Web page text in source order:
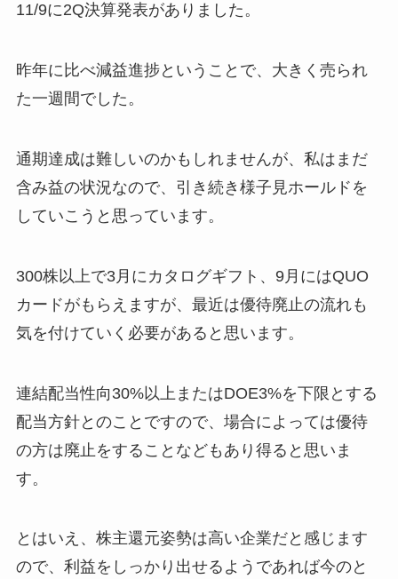
11/9に2Q決算発表がありました。
昨年に比べ減益進捗ということで、大きく売られ
た一週間でした。
通期達成は難しいのかもしれませんが、私はまだ
含み益の状況なので、引き続き様子見ホールドを
していこうと思っています。
300株以上で3月にカタログギフト、9月にはQUO
カードがもらえますが、最近は優待廃止の流れも
気を付けていく必要があると思います。
連結配当性向30%以上またはDOE3%を下限とする
配当方針とのことですので、場合によっては優待
の方は廃止をすることなどもあり得ると思いま
す。
とはいえ、株主還元姿勢は高い企業だと感じます
ので、利益をしっかり出せるようであれば今のと